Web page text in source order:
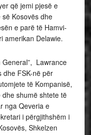
që jemi pjesë e
Kosovës dhe
e parë të Hamvi-
amerikan Delawie.
General”, Lawrance
dhe FSK-në për
të Kompanisë,
shumë shtete të
nga Qeveria e
i përgjithshëm i
Shkelzen